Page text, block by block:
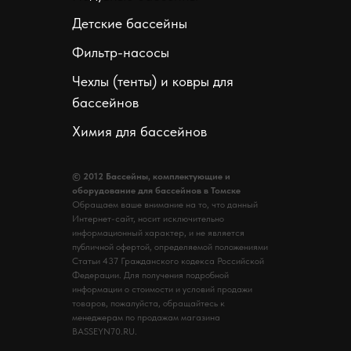
Детские бассейны
Фильтр-насосы
Чехлы (тенты) и ковры для
бассейнов
Химия для бассейнов
© 2012 Бассейны, комплектующие и
оборудование для бассейнов в Томске
Обращаем ваше внимание на то, что данный
Интернет-сайт, носит исключительно
информационный характер, и не является
публичной офертой, определяемой положениями
Статьи 437 Гражданского кодекса Российской
Федерации. Для получения подробной
информации о стоимости и условий продажи
товаров, пожалуйста, обращайтесь к
менеджерам по продажам магазина
BASSEYN70.RU.